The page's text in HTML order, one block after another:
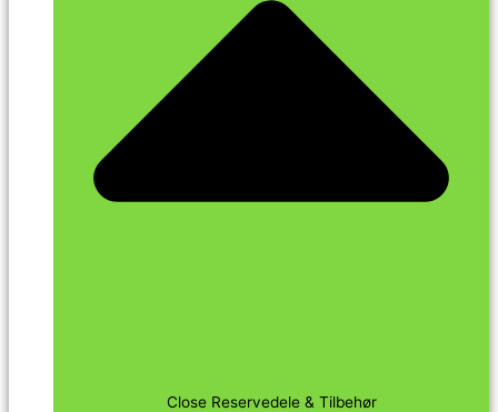
Close Reservedele & Tilbehør